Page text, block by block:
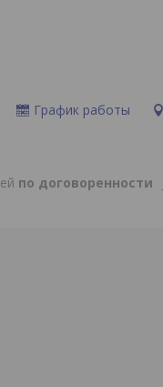
График работы
по договоренности